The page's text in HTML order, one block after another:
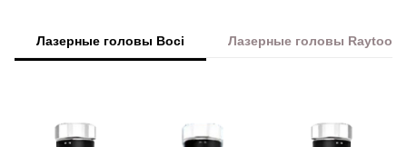
Лазерные головы Boci Лазерные головы Raytools